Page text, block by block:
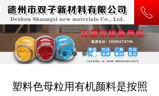
ꂅ
塑料色母粒用有机颜料是按照